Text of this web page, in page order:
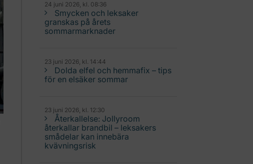
24 juni 2026, kl. 08:36
Smycken och leksaker
granskas på årets
sommarmarknader
23 juni 2026, kl. 14:44
Dolda elfel och hemmafix – tips
för en elsäker sommar
23 juni 2026, kl. 12:30
Återkallelse: Jollyroom
återkallar brandbil – leksakers
smådelar kan innebära
kvävningsrisk